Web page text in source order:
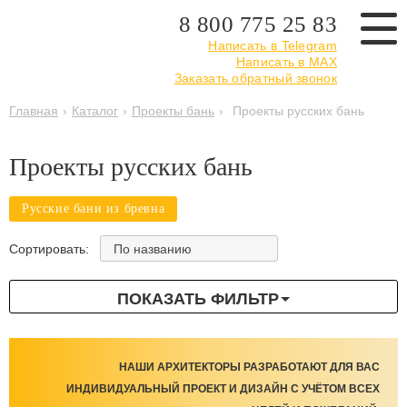
8 800 775 25 83
Написать в Telegram
Написать в MAX
Заказать обратный звонок
Главная › Каталог › Проекты бань › Проекты русских бань
Проекты русских бань
Русские бани из бревна
Сортировать: По названию
ПОКАЗАТЬ ФИЛЬТР
НАШИ АРХИТЕКТОРЫ РАЗРАБОТАЮТ ДЛЯ ВАС
ИНДИВИДУАЛЬНЫЙ ПРОЕКТ И ДИЗАЙН С УЧЁТОМ ВСЕХ